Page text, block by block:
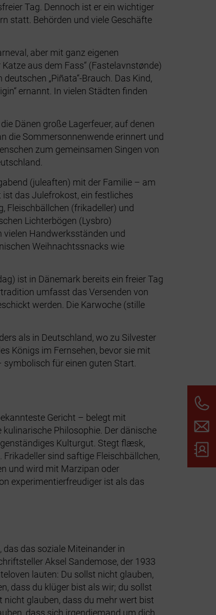
Tag. Dennoch ist er ein wichtiger
statt. Behörden und viele Geschäfte
aber mit ganz eigenen
aus dem Fass“ (Fastelavnstønde)
„Piñata“-Brauch. Das Kind,
ernannt. In vielen Städten finden
Dänen große Lagerfeuer, auf denen
die Sommersonnenwende erinnert und
zum gemeinsamen Singen von
(juleaften) mit der Familie – am
das Julefrokost, ein festliches
Fleischbällchen (frikadeller) und
Lichterbögen (Lysbro)
Handwerksständen und
Weihnachtssnacks wie
ist in Dänemark bereits ein freier Tag
umfasst das Versenden von
werden. Die Karwoche (stille
als in Deutschland, wo zu Silvester
Königs im Fernsehen, bevor sie mit
für einen guten Start.
Gericht – belegt mit
Philosophie. Der dänische
Kulturgut. Stegt flæsk,
sind saftige Fleischbällchen,
und wird mit Marzipan oder
experimentierfreudiger ist als das
das soziale Miteinander in
Aksel Sandemose, der 1933
lauten: Du sollst nicht glauben,
dass du klüger bist als wir; du sollst
glauben, dass du mehr wert bist
dass sich irgendjemand um dich